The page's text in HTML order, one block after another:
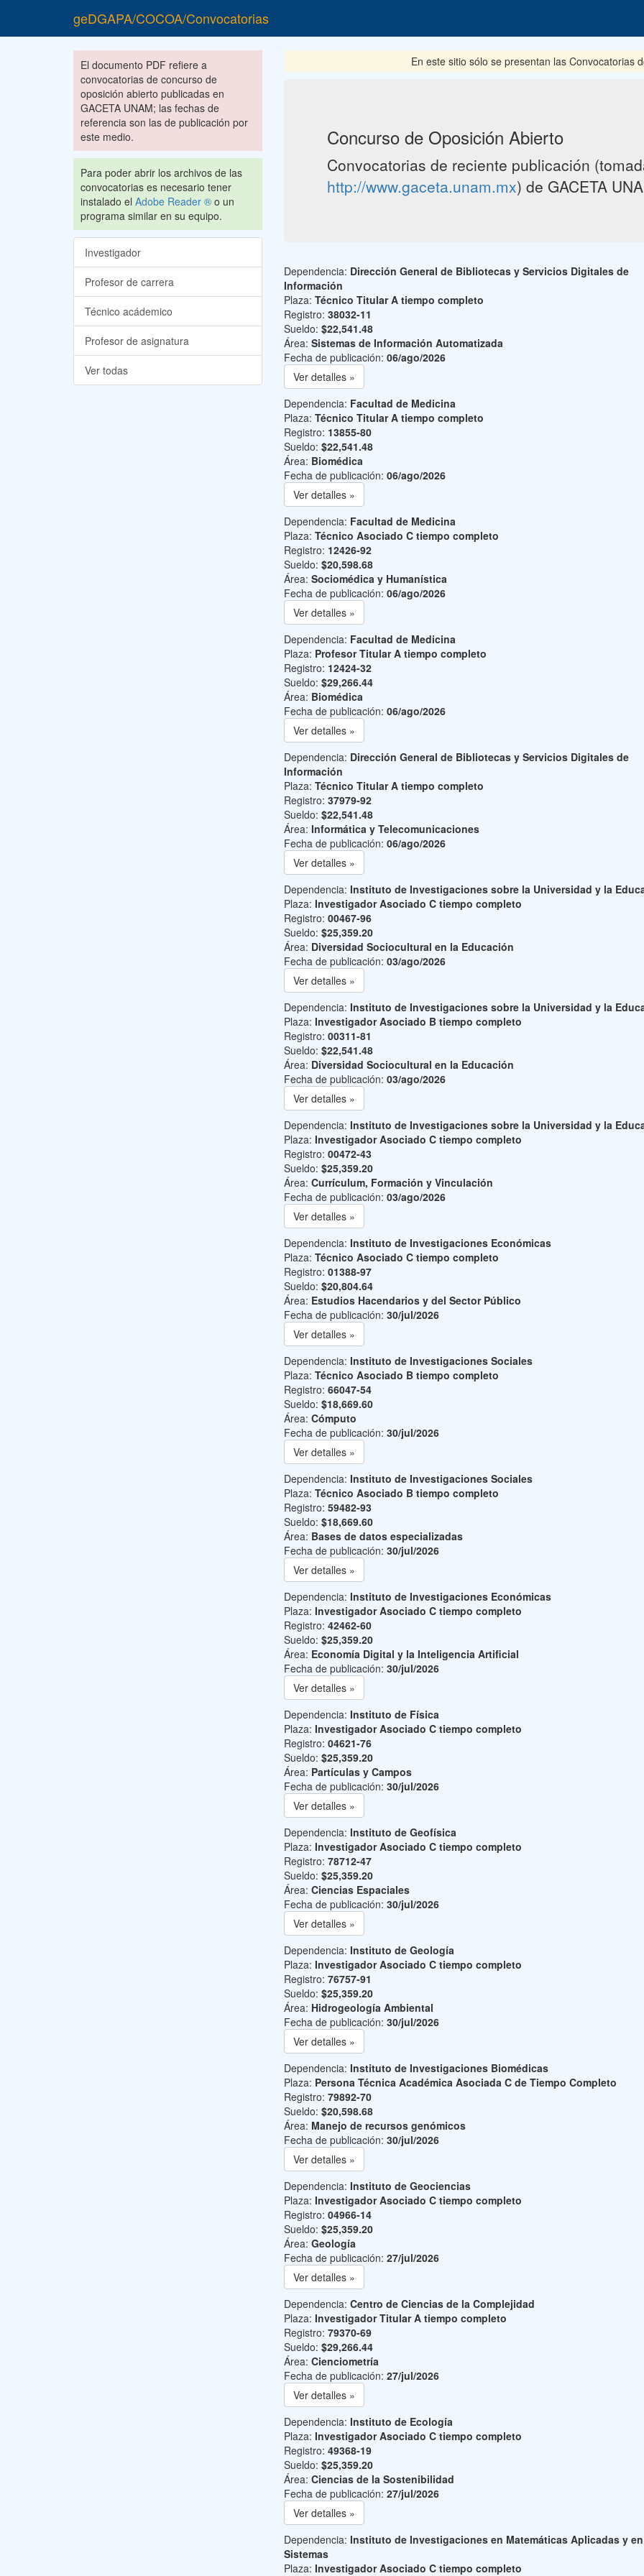
geDGAPA/COCOA/Convocatorias
El documento PDF refiere a
convocatorias de concurso de
oposición abierto publicadas en
GACETA UNAM; las fechas de
referencia son las de publicación por
este medio.
Para poder abrir los archivos de las
convocatorias es necesario tener
instalado el Adobe Reader ® o un
programa similar en su equipo.
Investigador
Profesor de carrera
Técnico acádemico
Profesor de asignatura
Ver todas
En este sitio sólo se presentan las Convocatorias del
Concurso de Oposición Abierto
Convocatorias de reciente publicación
http://www.gaceta.unam.mx) de GACETA
Dependencia: Dirección General de Bibliotecas y Servicios Digitales de
Información
Plaza: Técnico Titular A tiempo completo
Registro: 38032-11
Sueldo: $22,541.48
Área: Sistemas de Información Automatizada
Fecha de publicación: 06/ago/2026
Ver detalles »
Dependencia: Facultad de Medicina
Plaza: Técnico Titular A tiempo completo
Registro: 13855-80
Sueldo: $22,541.48
Área: Biomédica
Fecha de publicación: 06/ago/2026
Ver detalles »
Dependencia: Facultad de Medicina
Plaza: Técnico Asociado C tiempo completo
Registro: 12426-92
Sueldo: $20,598.68
Área: Sociomédica y Humanística
Fecha de publicación: 06/ago/2026
Ver detalles »
Dependencia: Facultad de Medicina
Plaza: Profesor Titular A tiempo completo
Registro: 12424-32
Sueldo: $29,266.44
Área: Biomédica
Fecha de publicación: 06/ago/2026
Ver detalles »
Dependencia: Dirección General de Bibliotecas y Servicios Digitales de
Información
Plaza: Técnico Titular A tiempo completo
Registro: 37979-92
Sueldo: $22,541.48
Área: Informática y Telecomunicaciones
Fecha de publicación: 06/ago/2026
Ver detalles »
Dependencia: Instituto de Investigaciones sobre la Universidad y la
Plaza: Investigador Asociado C tiempo completo
Registro: 00467-96
Sueldo: $25,359.20
Área: Diversidad Sociocultural en la Educación
Fecha de publicación: 03/ago/2026
Ver detalles »
Dependencia: Instituto de Investigaciones sobre la Universidad y la
Plaza: Investigador Asociado B tiempo completo
Registro: 00311-81
Sueldo: $22,541.48
Área: Diversidad Sociocultural en la Educación
Fecha de publicación: 03/ago/2026
Ver detalles »
Dependencia: Instituto de Investigaciones sobre la Universidad y la
Plaza: Investigador Asociado C tiempo completo
Registro: 00472-43
Sueldo: $25,359.20
Área: Currículum, Formación y Vinculación
Fecha de publicación: 03/ago/2026
Ver detalles »
Dependencia: Instituto de Investigaciones Económicas
Plaza: Técnico Asociado C tiempo completo
Registro: 01388-97
Sueldo: $20,804.64
Área: Estudios Hacendarios y del Sector Público
Fecha de publicación: 30/jul/2026
Ver detalles »
Dependencia: Instituto de Investigaciones Sociales
Plaza: Técnico Asociado B tiempo completo
Registro: 66047-54
Sueldo: $18,669.60
Área: Cómputo
Fecha de publicación: 30/jul/2026
Ver detalles »
Dependencia: Instituto de Investigaciones Sociales
Plaza: Técnico Asociado B tiempo completo
Registro: 59482-93
Sueldo: $18,669.60
Área: Bases de datos especializadas
Fecha de publicación: 30/jul/2026
Ver detalles »
Dependencia: Instituto de Investigaciones Económicas
Plaza: Investigador Asociado C tiempo completo
Registro: 42462-60
Sueldo: $25,359.20
Área: Economía Digital y la Inteligencia Artificial
Fecha de publicación: 30/jul/2026
Ver detalles »
Dependencia: Instituto de Física
Plaza: Investigador Asociado C tiempo completo
Registro: 04621-76
Sueldo: $25,359.20
Área: Partículas y Campos
Fecha de publicación: 30/jul/2026
Ver detalles »
Dependencia: Instituto de Geofísica
Plaza: Investigador Asociado C tiempo completo
Registro: 78712-47
Sueldo: $25,359.20
Área: Ciencias Espaciales
Fecha de publicación: 30/jul/2026
Ver detalles »
Dependencia: Instituto de Geología
Plaza: Investigador Asociado C tiempo completo
Registro: 76757-91
Sueldo: $25,359.20
Área: Hidrogeología Ambiental
Fecha de publicación: 30/jul/2026
Ver detalles »
Dependencia: Instituto de Investigaciones Biomédicas
Plaza: Persona Técnica Académica Asociada C de Tiempo Completo
Registro: 79892-70
Sueldo: $20,598.68
Área: Manejo de recursos genómicos
Fecha de publicación: 30/jul/2026
Ver detalles »
Dependencia: Instituto de Geociencias
Plaza: Investigador Asociado C tiempo completo
Registro: 04966-14
Sueldo: $25,359.20
Área: Geología
Fecha de publicación: 27/jul/2026
Ver detalles »
Dependencia: Centro de Ciencias de la Complejidad
Plaza: Investigador Titular A tiempo completo
Registro: 79370-69
Sueldo: $29,266.44
Área: Cienciometría
Fecha de publicación: 27/jul/2026
Ver detalles »
Dependencia: Instituto de Ecología
Plaza: Investigador Asociado C tiempo completo
Registro: 49368-19
Sueldo: $25,359.20
Área: Ciencias de la Sostenibilidad
Fecha de publicación: 27/jul/2026
Ver detalles »
Dependencia: Instituto de Investigaciones en Matemáticas Aplicadas y en
Sistemas
Plaza: Investigador Asociado C tiempo completo